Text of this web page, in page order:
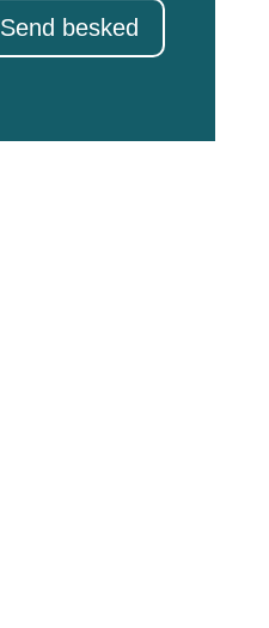
Send besked